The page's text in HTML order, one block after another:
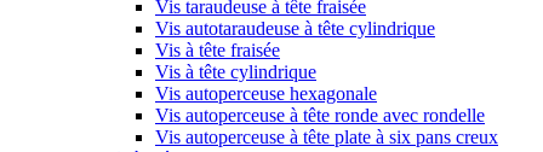
Vis taraudeuse à tête fraisée
Vis autotaraudeuse à tête cylindrique
Vis à tête fraisée
Vis à tête cylindrique
Vis autoperceuse hexagonale
Vis autoperceuse à tête ronde avec rondelle
Vis autoperceuse à tête plate à six pans creux